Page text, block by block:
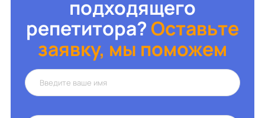
подходящего
репетитора? Оставьте
заявку, мы поможем